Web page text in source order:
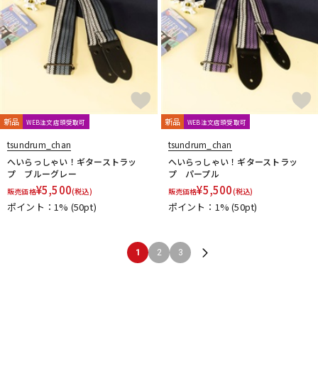
新品 WEB注文店頭受取可
tsundrum_chan
へいらっしゃい！ギターストラッ
プ ブルーグレー
販売価格¥5,500(税込)
ポイント：1% (50pt)
新品 WEB注文店頭受取可
tsundrum_chan
へいらっしゃい！ギターストラッ
プ パープル
販売価格¥5,500(税込)
ポイント：1%(50pt)
1 2 3